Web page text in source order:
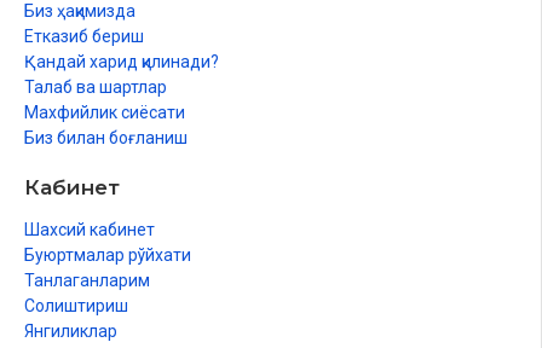
Эр-хотинни бир-бирига иситсаи ширк бўладими?
Қарзнинг таърифи ва аҳкомлари
Қабристонда овқатланиш мумкинми?
Калтакесакни ўлдириш ҳақида
Қайси илмни ўрганиш шарт?
Беморнинг кўнглини кўтариш
Пайғамбаримиз соллаллоҳу алайҳи васаллам: «Бир қизни
севдингми, унга севишингни айтиб қўй», деганларми?
Сирка ҳақида динимизда нима дейилган?
Биз ҳақимизда
Етказиб бериш
Қандай харид қилинади?
Талаб ва шартлар
Махфийлик сиёсати
Биз билан боғланиш
Кабинет
Шахсий кабинет
Буюртмалар рўйхати
Танлаганларим
Солиштириш
Янгиликлар